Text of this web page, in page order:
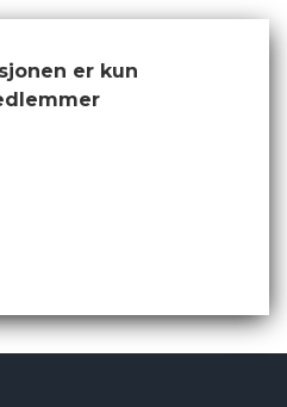
er kun